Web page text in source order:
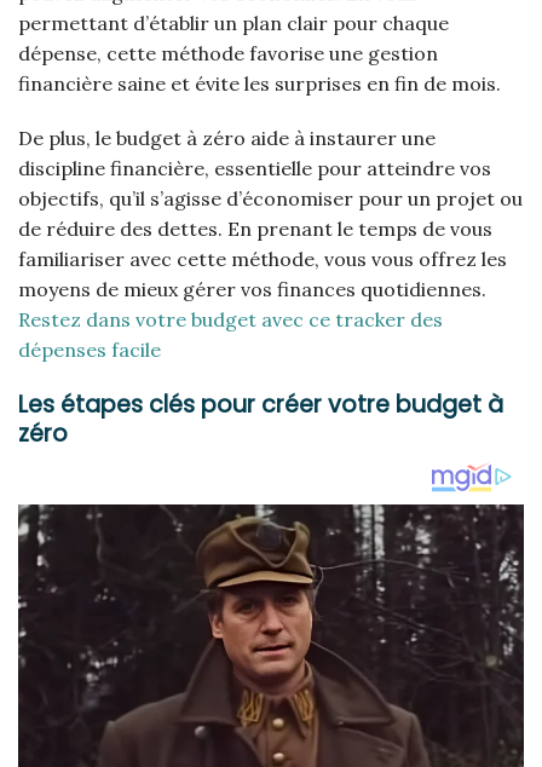
permettant d’établir un plan clair pour chaque
dépense, cette méthode favorise une gestion
financière saine et évite les surprises en fin de mois.
De plus, le budget à zéro aide à instaurer une
discipline financière, essentielle pour atteindre vos
objectifs, qu’il s’agisse d’économiser pour un projet ou
de réduire des dettes. En prenant le temps de vous
familiariser avec cette méthode, vous vous offrez les
moyens de mieux gérer vos finances quotidiennes.
Restez dans votre budget avec ce tracker des
dépenses facile
Les étapes clés pour créer votre budget à
zéro